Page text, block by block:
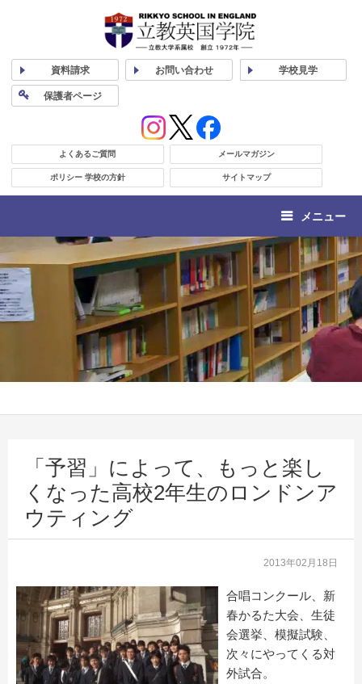
資料請求 お問い合わせ 学校見学
保護者ページ
よくあるご質問 メールマガジン
ポリシー 学校の方針 サイトマップ
メニュー
「予習」によって、もっと楽し
くなった高校2年生のロンドンア
ウティング
2013年02月18日
合唱コンクール、新
春かるた大会、生徒
会選挙、模擬試験、
次々にやってくる対
外試合。